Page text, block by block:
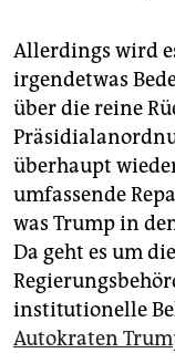
Allerdings wird
irgendetwas
über die reine
überhaupt
umfassende
was Trump in
Da geht es um
institutionelle
Autokraten